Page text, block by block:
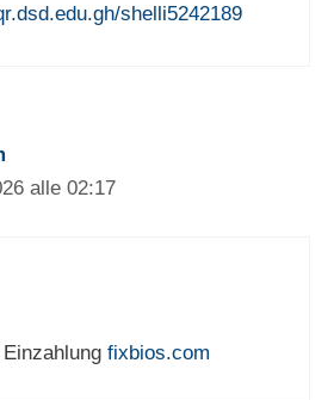
shelli5242189
alle 02:17
fixbios.com